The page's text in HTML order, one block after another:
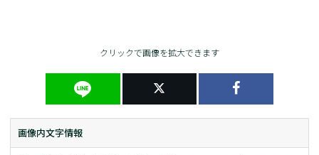
クリックで画像を拡大できます
画像内文字情報